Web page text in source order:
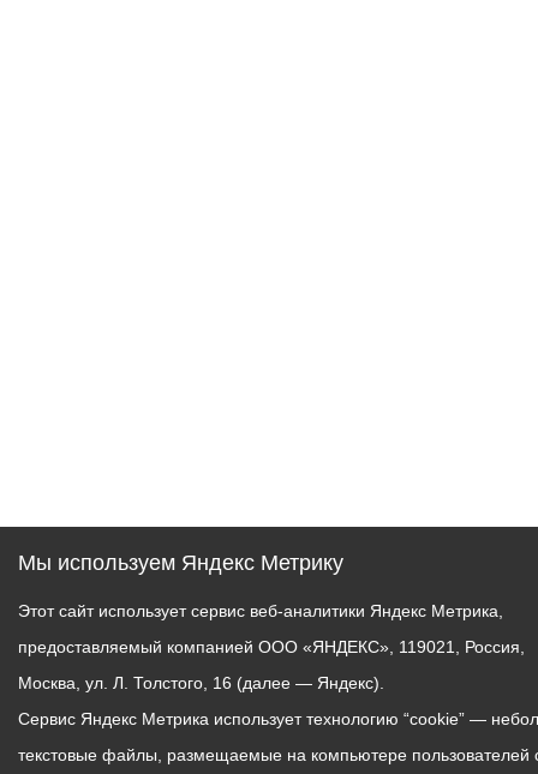
Мы используем Яндекс Метрику
Этот сайт использует сервис веб-аналитики Яндекс Метрика,
предоставляемый компанией ООО «ЯНДЕКС», 119021, Россия,
Москва, ул. Л. Толстого, 16 (далее — Яндекс).
Сервис Яндекс Метрика использует технологию “cookie” —
текстовые файлы, размещаемые на компьютере пользователей